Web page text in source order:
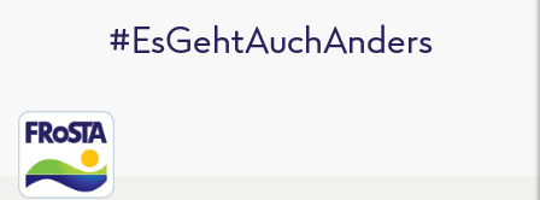
#EsGehtAuchAnders